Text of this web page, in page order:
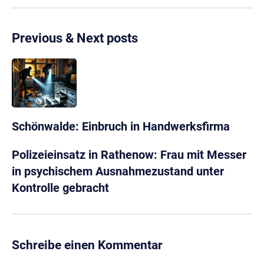
Previous & Next posts
Schönwalde: Einbruch in Handwerksfirma
Polizeieinsatz in Rathenow: Frau mit Messer
in psychischem Ausnahmezustand unter
Kontrolle gebracht
Schreibe einen Kommentar